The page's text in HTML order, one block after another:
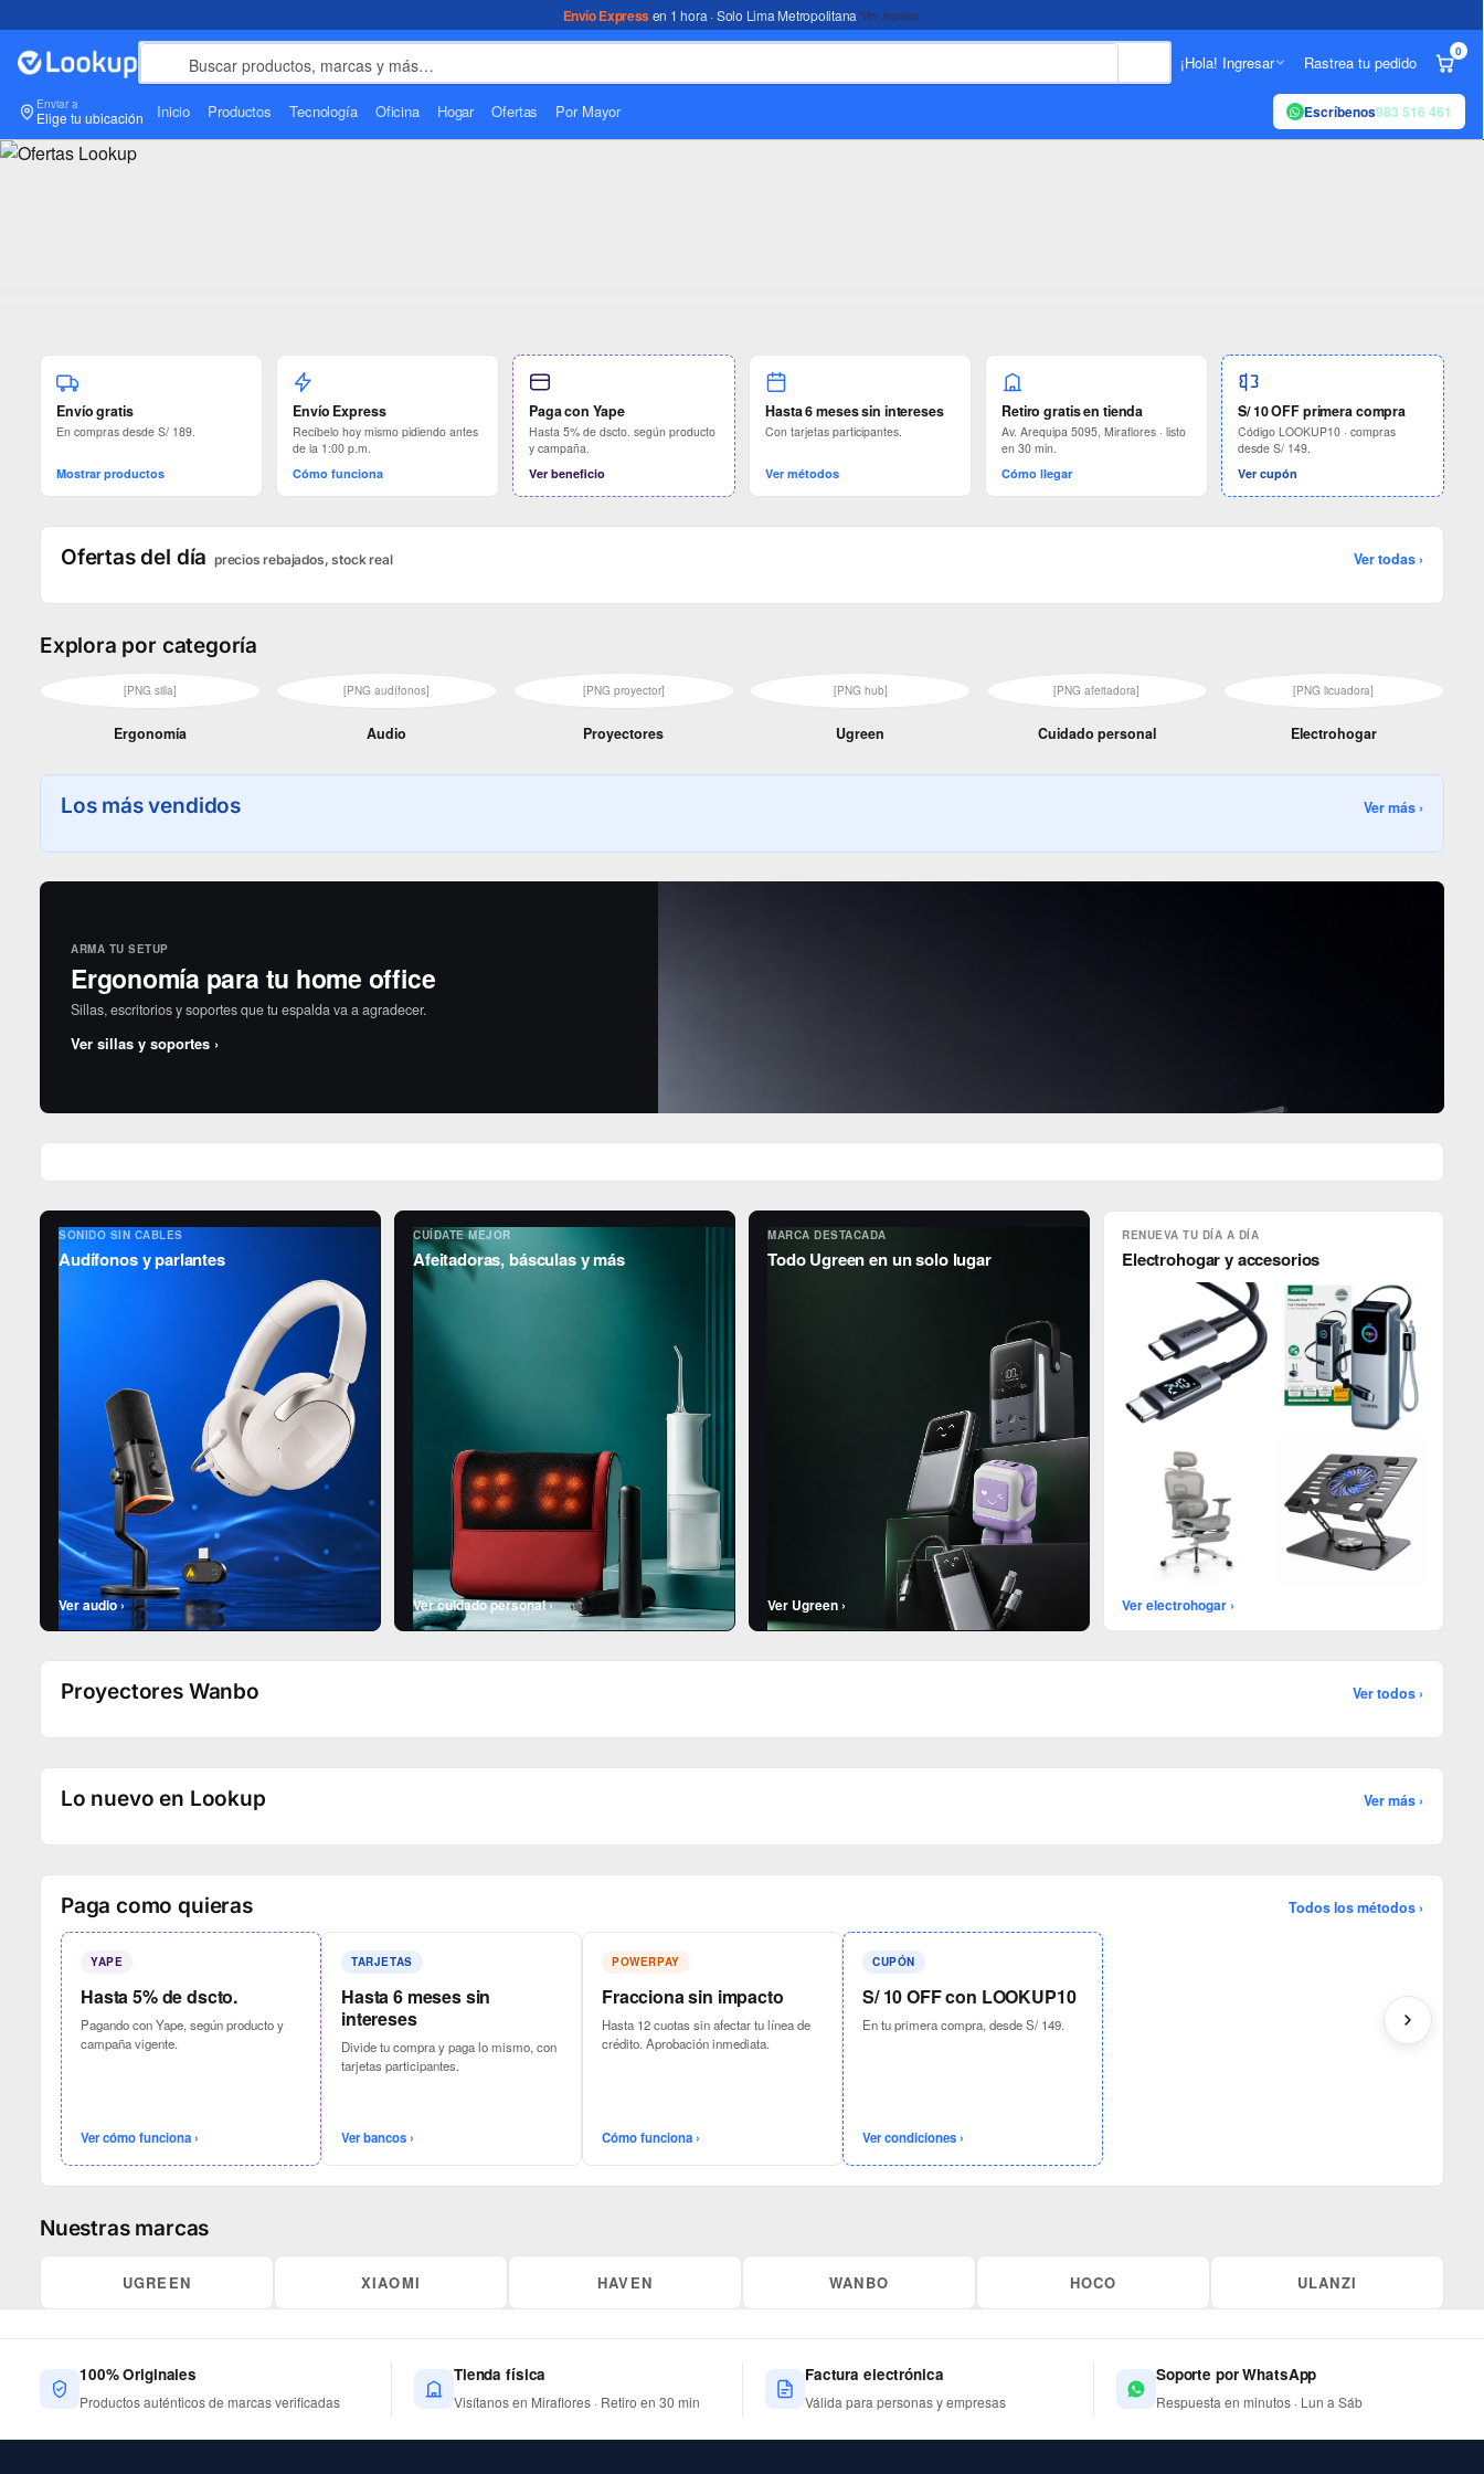
Envío Expressen 1 hora · Solo Lima Metropolitana*Ver legales
¡Hola! Ingresar Rastrea tu pedido
0
Enviar a
Elige tu ubicación Inicio Productos Tecnología Oficina Hogar Ofertas Por Mayor Escríbenos983 516 461
Lookup Perú — Tienda de tecnología con entrega el mismo día en
Envío gratis
En compras desde S/ 189.
Mostrar productos
Envío Express
Recíbelo hoy mismo pidiendo antes
de la 1:00 p.m.
Cómo funciona
Paga con Yape
Hasta 5% de dscto. según producto
y campaña.
Ver beneficio
Hasta 6 meses sin intereses
Con tarjetas participantes.
Ver métodos
Retiro gratis en tienda
Av. Arequipa 5095, Miraflores · listo
en 30 min.
Cómo llegar
S/ 10 OFF primera compra
Código LOOKUP10 · compras
desde S/ 149.
Ver cupón
Ofertas del día precios rebajados, stock real Ver todas ›
Explora por categoría
[PNG silla]
Ergonomía
[PNG audífonos]
Audio
[PNG proyector]
Proyectores
[PNG hub]
Ugreen
[PNG afeitadora]
Cuidado personal
[PNG licuadora]
Electrohogar
Los más vendidos Ver más ›
ARMA TU SETUP
Ergonomía para tu home office
Sillas, escritorios y soportes que tu espalda va a agradecer.
Ver sillas y soportes ›
SONIDO SIN CABLES
Audífonos y parlantes
Ver audio ›
CUÍDATE MEJOR
Afeitadoras, básculas y más
Ver cuidado personal ›
MARCA DESTACADA
Todo Ugreen en un solo lugar
Ver Ugreen ›
RENUEVA TU DÍA A DÍA
Electrohogar y accesorios
Ver electrohogar ›
Proyectores Wanbo Ver todos ›
Lo nuevo en Lookup Ver más ›
Paga como quieras Todos los métodos ›
YAPE
Hasta 5% de dscto.
Pagando con Yape, según producto y
campaña vigente.
Ver cómo funciona ›
TARJETAS
Hasta 6 meses sin
intereses
Divide tu compra y paga lo mismo, con
tarjetas participantes.
Ver bancos ›
POWERPAY
Fracciona sin impacto
Hasta 12 cuotas sin afectar tu línea de
crédito. Aprobación inmediata.
Cómo funciona ›
CUPÓN
S/ 10 OFF con LOOKUP10
En tu primera compra, desde S/ 149.
Ver condiciones ›
Nuestras marcas
UGREEN XIAOMI HAVEN WANBO HOCO ULANZI
100% Originales
Productos auténticos de marcas verificadas
Tienda física
Visítanos en Miraflores · Retiro en 30 min
Factura electrónica
Válida para personas y empresas
Soporte por WhatsApp
Respuesta en minutos · Lun a Sáb